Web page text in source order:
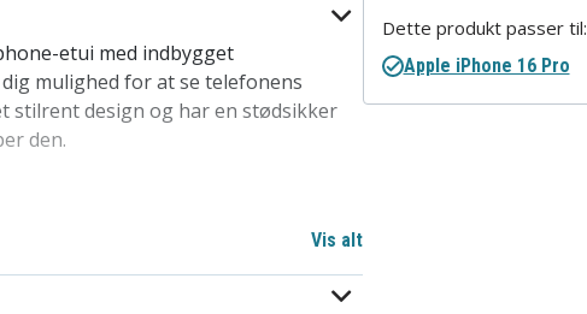
etui med indbygget
mulighed for at se telefonens
stilrent design og har en stødsikker
den.
Vis alt
Dette produkt passer til:
Apple iPhone 16 Pro